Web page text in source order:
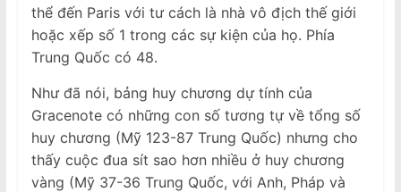
thể đến Paris với tư cách là nhà vô địch thế giới
hoặc xếp số 1 trong các sự kiện của họ. Phía
Trung Quốc có 48.
Như đã nói, bảng huy chương dự tính của
Gracenote có những con số tương tự về tổng số
huy chương (Mỹ 123-87 Trung Quốc) nhưng cho
thấy cuộc đua sít sao hơn nhiều ở huy chương
vàng (Mỹ 37-36 Trung Quốc, với Anh, Pháp và